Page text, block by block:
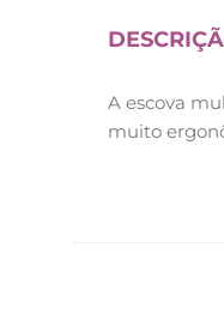
A escova
muito